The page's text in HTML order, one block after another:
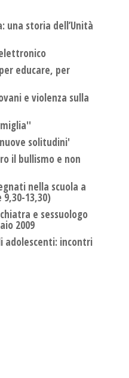
una storia dell’Unità
educare, per
e violenza sulla
solitudini'
il bullismo e non
nella scuola a
9,30-13,30)
e sessuologo
2009
adolescenti: incontri